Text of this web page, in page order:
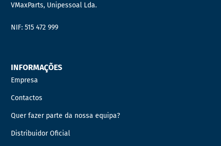
VMaxParts, Unipessoal Lda.
NIF: 515 472 999
INFORMAÇÕES
Empresa
Contactos
Quer fazer parte da nossa equipa?
Distribuidor Oficial